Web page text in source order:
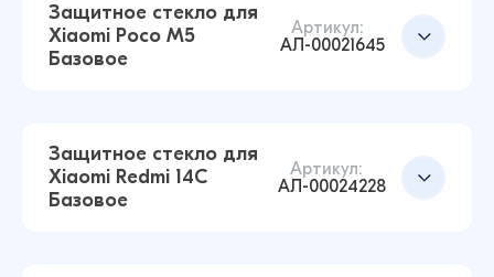
Защитное стекло для Xiaomi Redmi Note 10 /
Защитное стекло для
Xiaomi Poco M5
Базовое
Артикул:
АЛ-00021645
Защитное стекло для
Xiaomi Redmi 14C
Базовое
Артикул:
АЛ-00024228